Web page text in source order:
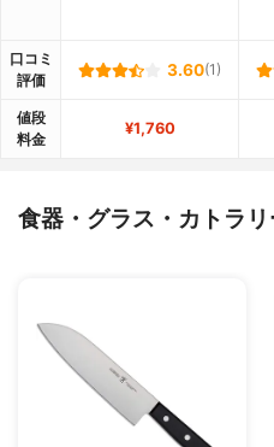
口コミ
評価
3.60(1)
値段
料金
¥1,760
食器・グラス・カトラ